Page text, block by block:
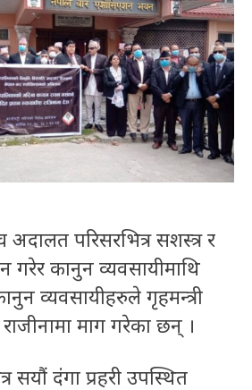
अदालत परिसरभित्र सशस्त्र र
गरेर कानुन व्यवसायीमाथि
व्यवसायीहरुले गृहमन्त्री
माग गरेका छन् ।
सयौं दंगा प्रहरी उपस्थित